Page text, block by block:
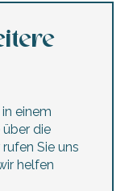
Sainte-Marie
et Madame la
in einem
über die
Sie uns
helfen